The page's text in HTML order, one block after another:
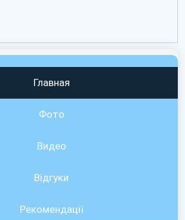
Главная
Фото
Видео
Вiдгуки
Рекомендації